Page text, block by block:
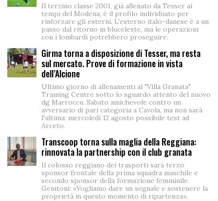
Il terzino classe 2001, già allenato da Tesser ai
tempi del Modena, è il profilo individuato per
rinforzare gli esterni. L'esterno italo-danese è a un
passo dal ritorno in bluceleste, ma le operazioni
con i lombardi potrebbero proseguire.
Girma torna a disposizione di Tesser, ma resta
sul mercato. Prove di formazione in vista
dell’Alcione
Ultimo giorno di allenamenti al "Villa Granata"
Training Centre sotto lo sguardo attento del nuovo
dg Marroccu. Sabato amichevole contro un
avversario di pari categoria a Cavola, ma non sarà
l'ultima: mercoledì 12 agosto possibile test ad
Arceto.
Transcoop torna sulla maglia della Reggiana:
rinnovata la partnership con il club granata
Il colosso reggiano dei trasporti sarà terzo
sponsor frontale della prima squadra maschile e
secondo sponsor della formazione femminile.
Genitoni: «Vogliamo dare un segnale e sostenere la
proprietà in questo momento di ripartenza».